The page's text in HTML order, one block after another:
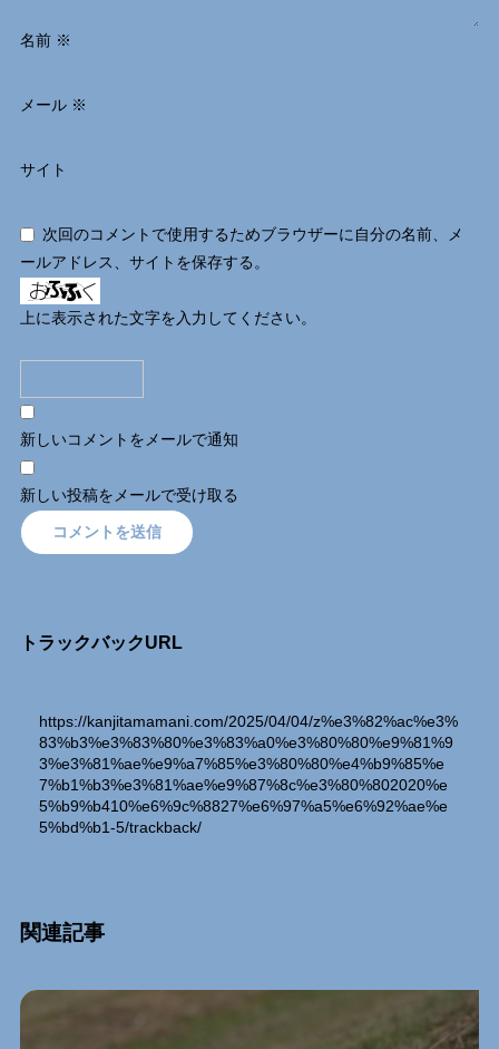
名前 ※
メール ※
サイト
次回のコメントで使用するためブラウザーに自分の名前、メ
ールアドレス、サイトを保存する。
上に表示された文字を入力してください。
新しいコメントをメールで通知
新しい投稿をメールで受け取る
トラックバックURL
https://kanjitamamani.com/2025/04/04/z%e3%82%ac%e3%
83%b3%e3%83%80%e3%83%a0%e3%80%80%e9%81%9
3%e3%81%ae%e9%a7%85%e3%80%80%e4%b9%85%e
7%b1%b3%e3%81%ae%e9%87%8c%e3%80%802020%e
5%b9%b410%e6%9c%8827%e6%97%a5%e6%92%ae%e
5%bd%b1-5/trackback/
関連記事Relation Entry